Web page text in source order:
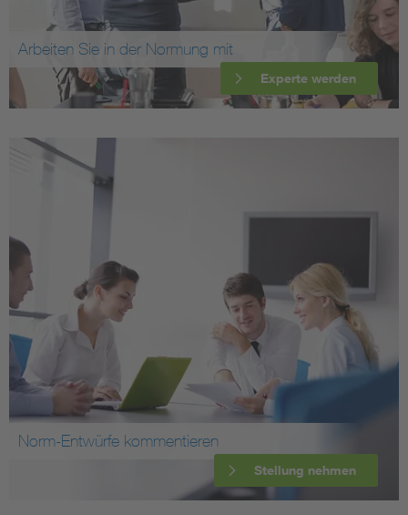
Arbeiten Sie in der Normung mit
Experte werden
Norm-Entwürfe kommentieren
Stellung nehmen